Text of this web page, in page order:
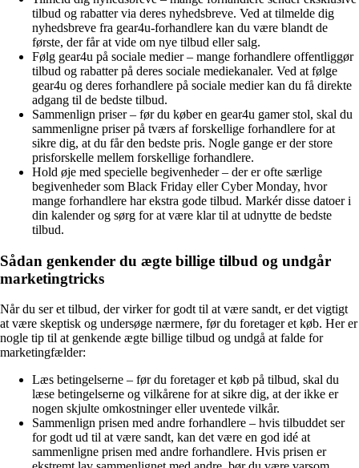
tilbud og rabatter via deres nyhedsbreve. Ved at tilmelde dig
nyhedsbreve fra gear4u-forhandlere kan du være blandt de
første, der får at vide om nye tilbud eller salg.
Følg gear4u på sociale medier – mange forhandlere offentliggør
tilbud og rabatter på deres sociale mediekanaler. Ved at følge
gear4u og deres forhandlere på sociale medier kan du få direkte
adgang til de bedste tilbud.
Sammenlign priser – før du køber en gear4u gamer stol, skal du
sammenligne priser på tværs af forskellige forhandlere for at
sikre dig, at du får den bedste pris. Nogle gange er der store
prisforskelle mellem forskellige forhandlere.
Hold øje med specielle begivenheder – der er ofte særlige
begivenheder som Black Friday eller Cyber Monday, hvor
mange forhandlere har ekstra gode tilbud. Markér disse datoer i
din kalender og sørg for at være klar til at udnytte de bedste
tilbud.
Sådan genkender du ægte billige tilbud og undgår
marketingtricks
Når du ser et tilbud, der virker for godt til at være sandt, er det vigtigt
at være skeptisk og undersøge nærmere, før du foretager et køb. Her er
nogle tip til at genkende ægte billige tilbud og undgå at falde for
marketingfælder:
Læs betingelserne – før du foretager et køb på tilbud, skal du
læse betingelserne og vilkårene for at sikre dig, at der ikke er
nogen skjulte omkostninger eller uventede vilkår.
Sammenlign prisen med andre forhandlere – hvis tilbuddet ser
for godt ud til at være sandt, kan det være en god idé at
sammenligne prisen med andre forhandlere. Hvis prisen er